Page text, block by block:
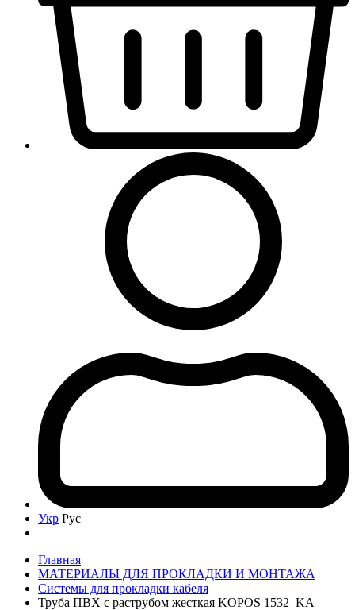
Укр Рус
Главная
МАТЕРИАЛЫ ДЛЯ ПРОКЛАДКИ И МОНТАЖА
Системы для прокладки кабеля
Труба ПВХ с раструбом жесткая KOPOS 1532_KA